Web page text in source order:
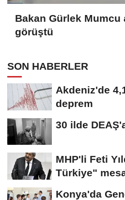
Bakan Gürlek Mumcu
görüştü
SON HABERLER
Akdeniz'de
deprem
30 ilde
MHP'li Feti
Türkiye"
Konya'da